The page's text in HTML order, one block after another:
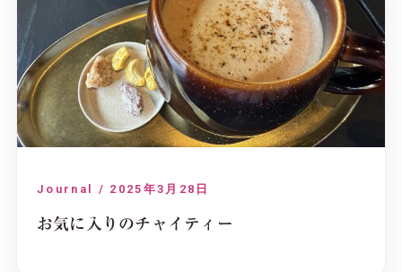
Journal / 2025年3月28日
お気に入りのチャイティー